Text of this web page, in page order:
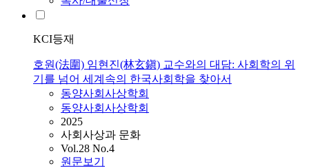
KCI등재
호원(法圍) 임현진(林玄鎭) 교수와의 대담: 사회학의 위
기를 넘어 세계속의 한국사회학을 찾아서
동양사회사상학회
동양사회사상학회
2025
사회사상과 문화
Vol.28 No.4
원문보기